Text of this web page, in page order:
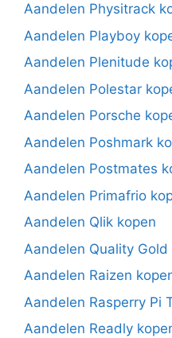
Aandelen Physitrack
Aandelen Playboy
Aandelen Plenitude
Aandelen Polestar
Aandelen Porsche
Aandelen Poshmark
Aandelen Postmates
Aandelen Primafrio
Aandelen Qlik kopen
Aandelen Quality Gold
Aandelen Raizen
Aandelen Rasperry Pi
Aandelen Readly